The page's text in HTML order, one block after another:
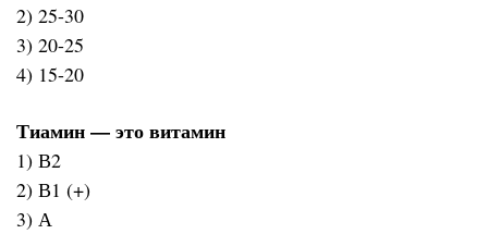
2) 25-30
3) 20-25
4) 15-20
Тиамин — это витамин
1) В2
2) В1 (+)
3) А